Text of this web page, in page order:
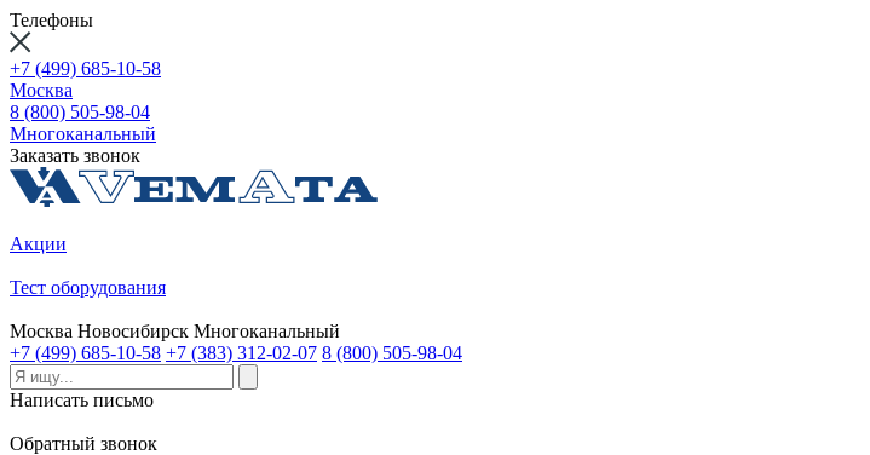
Телефоны
+7 (499) 685-10-58
Москва
8 (800) 505-98-04
Многоканальный
Заказать звонок
Акции
Тест оборудования
Москва Новосибирск Многоканальный
+7 (499) 685-10-58 +7 (383) 312-02-07 8 (800) 505-98-04
Написать письмо
Обратный звонок